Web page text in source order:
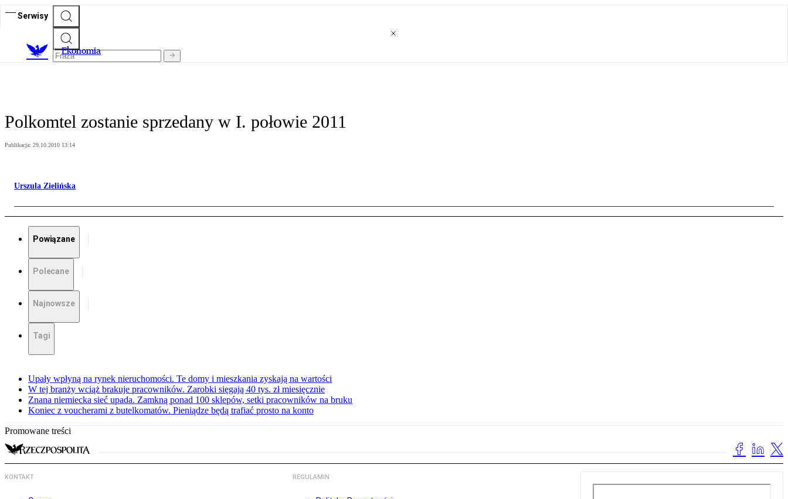
Serwisy
Ekonomia
Polkomtel zostanie sprzedany w I. połowie 2011
Publikacja: 29.10.2010 13:14
Urszula Zielińska
Powiązane
Polecane
Najnowsze
Tagi
Upały wpłyną na rynek nieruchomości. Te domy i mieszkania zyskają na wartości
W tej branży wciąż brakuje pracowników. Zarobki sięgają 40 tys. zł miesięcznie
Znana niemiecka sieć upada. Zamkną ponad 100 sklepów, setki pracowników na bruku
Koniec z voucherami z butelkomatów. Pieniądze będą trafiać prosto na konto
Promowane treści
KONTAKT REGULAMIN